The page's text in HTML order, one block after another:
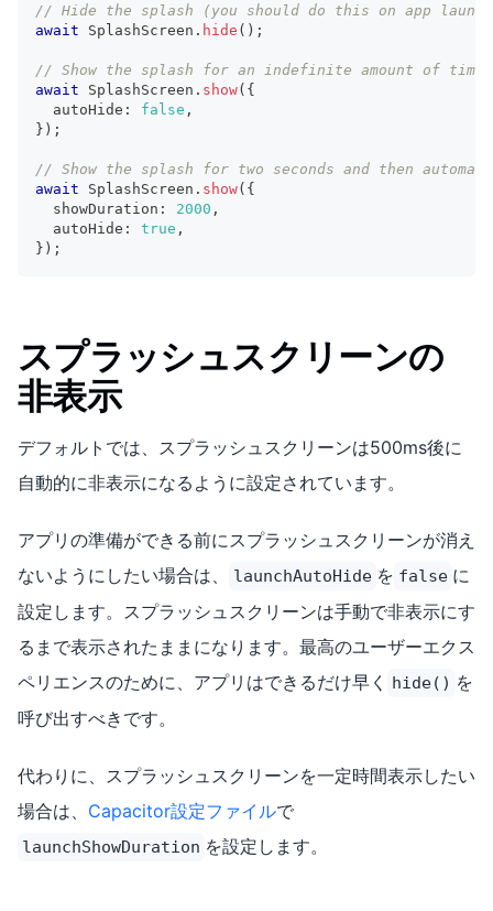
// Hide the splash (you should do this on app
await SplashScreen . hide ( ) ;
// Show the splash for an indefinite amount of time:
await SplashScreen . show( {
  autoHide
: false ,
} ) ;
// Show the splash for two seconds and then
await SplashScreen . show( {
  showDuration
: 2000 ,
  autoHide
: true ,
} ) ;
スプラッシュスクリーンの
非表示
デフォルトでは、スプラッシュスクリーンは500ms後に
自動的に非表示になるように設定されています。
アプリの準備ができる前にスプラッシュスクリーンが消え
ないようにしたい場合は、
launchAutoHide を false に
設定します。スプラッシュスクリーンは手動で非表示にす
るまで表示されたままになります。最高のユーザーエクス
ペリエンスのために、アプリはできるだけ早く
hide() を
呼び出すべきです。
代わりに、スプラッシュスクリーンを一定時間表示したい
場合は、 Capacitor設定ファイルで
launchShowDuration を設定します。